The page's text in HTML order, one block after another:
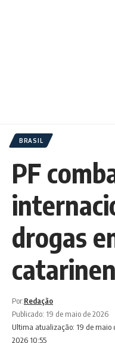
BRASIL
PF
drogas
Ultima atualização: 19 de maio
2026 10:55
Por:Redação
Publicado: 19 de maio de 2026